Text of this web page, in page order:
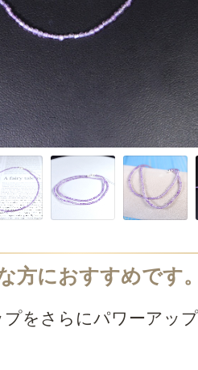
をさらにパワーアッ